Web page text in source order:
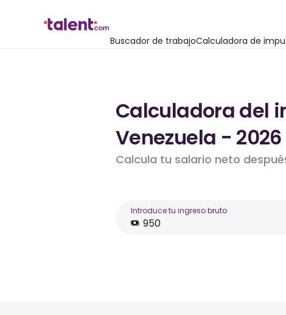
Buscador de trabajoCalculadora de
Calculadora del
Venezuela - 2026
Calcula tu salario neto
Introduce tu ingreso bruto